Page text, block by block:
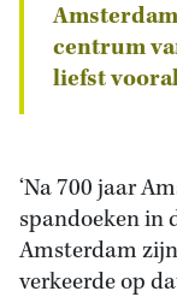
centrum
liefst
‘Na 700 jaar
spandoeken in
Amsterdam
verkeerde op